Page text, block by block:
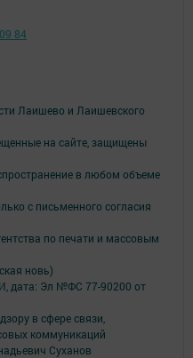
Лаишево и Лаишевского
на сайте, защищены
в любом объеме
с письменного согласия
по печати и массовым
новь)
дата: Эл №ФC 77-90200 от
в сфере связи,
коммуникаций
Суханов
84